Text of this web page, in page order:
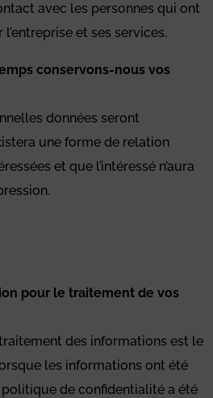
avec les personnes qui ont
et ses services.
conservons-nous vos
données seront
une forme de relation
et que l’intéressé n’aura
pour le traitement de vos
des informations est le
les informations ont été
de confidentialité a été